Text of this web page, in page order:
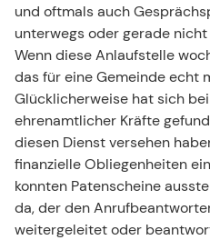
und oftmals auch
unterwegs oder gerade
Wenn diese Anlaufstelle
das für eine Gemeinde echt
Glücklicherweise hat sich
ehrenamtlicher Kräfte
diesen Dienst versehen
finanzielle Obliegenheiten
konnten Patenscheine
da, der den
weitergeleitet oder